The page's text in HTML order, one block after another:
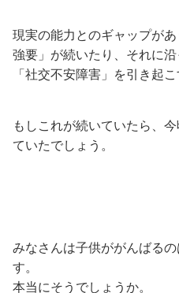
現実の能力とのギャップが
強要」が続いたり、それに
「社交不安障害」を引き起こ
もしこれが続いていたら、
ていたでしょう。
みなさんは子供ががんばる
す。
本当にそうでしょうか。